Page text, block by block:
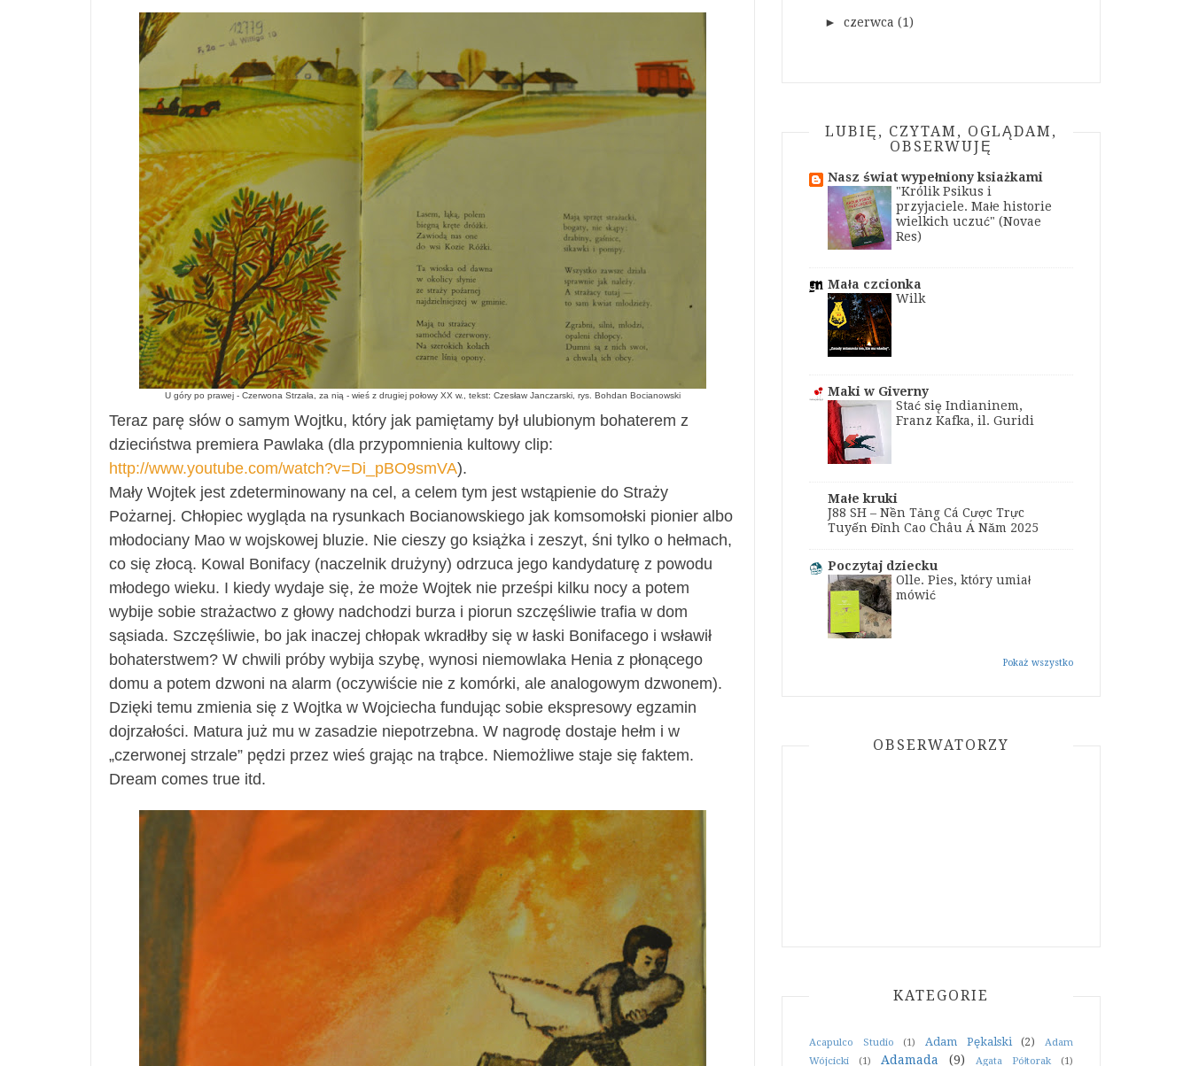
U góry po prawej - Czerwona Strzała, za nią - wieś z drugiej połowy XX w., tekst: Czesław Janczarski, rys. Bohdan Bocianowski
Teraz parę słów o samym Wojtku, który jak pamiętamy był ulubionym bohaterem z
dzieciństwa premiera Pawlaka (dla przypomnienia kultowy clip:
http://www.youtube.com/watch?v=Di_pBO9smVA).
Mały Wojtek jest zdeterminowany na cel, a celem tym jest wstąpienie do Straży
Pożarnej. Chłopiec wygląda na rysunkach Bocianowskiego jak komsomołski pionier albo
młodociany Mao w wojskowej bluzie. Nie cieszy go książka i zeszyt, śni tylko o hełmach,
co się złocą. Kowal Bonifacy (naczelnik drużyny) odrzuca jego kandydaturę z powodu
młodego wieku. I kiedy wydaje się, że może Wojtek nie prześpi kilku nocy a potem
wybije sobie strażactwo z głowy nadchodzi burza i piorun szczęśliwie trafia w dom
sąsiada. Szczęśliwie, bo jak inaczej chłopak wkradłby się w łaski Bonifacego i wsławił
bohaterstwem? W chwili próby wybija szybę, wynosi niemowlaka Henia z płonącego
domu a potem dzwoni na alarm (oczywiście nie z komórki, ale analogowym dzwonem).
Dzięki temu zmienia się z Wojtka w Wojciecha fundując sobie ekspresowy egzamin
dojrzałości. Matura już mu w zasadzie niepotrzebna. W nagrodę dostaje hełm i w
„czerwonej strzale” pędzi przez wieś grając na trąbce. Niemożliwe staje się faktem.
Dream comes true itd.
► czerwca (1)
LUBIĘ, CZYTAM, OGLĄDAM,
OBSERWUJĘ
Nasz świat wypełniony ksiażkami
"Królik Psikus i
przyjaciele. Małe historie
wielkich uczuć" (Novae
Res)
Mała czcionka
Wilk
Maki w Giverny
Stać się Indianinem,
Franz Kafka, il. Guridi
Małe kruki
J88 SH – Nền Tảng Cá Cược Trực
Tuyến Đỉnh Cao Châu Á Năm 2025
Poczytaj dziecku
Olle. Pies, który umiał
mówić
Pokaż wszystko
OBSERWATORZY
KATEGORIE
Acapulco Studio (1) Adam Pękalski (2)
Adam
Wójcicki
(1) Adamada (9) Agata Półtorak (1)